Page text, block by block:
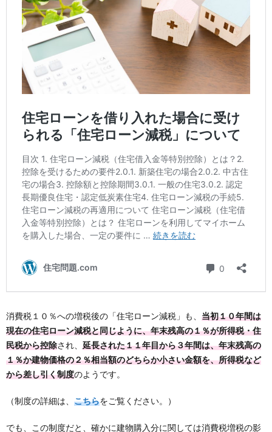
消費税１０％への増税後の「住宅ローン減税」も、 当初１０年間は
現在の住宅ローン減税と同じように、年末残高の１％が所得税・住
民税から控除され、 延長された１１年目から３年間は、年末残高の
１％か建物価格の２％相当額のどちらか小さい金額を、所得税など
から差し引く制度のようです。
（制度の詳細は、 こちらをご覧ください。）
でも、この制度だと、確かに建物購入分に関しては消費税増税の影